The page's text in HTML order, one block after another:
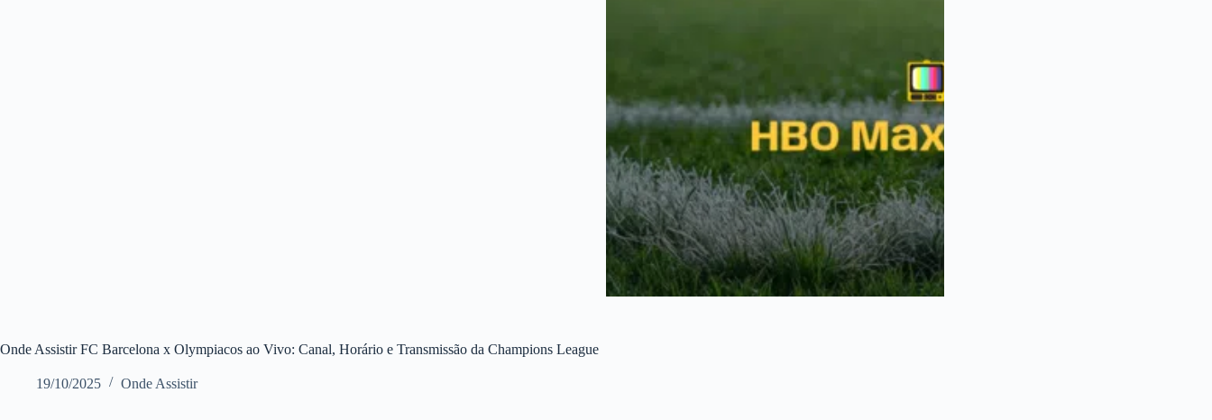
Onde Assistir FC Barcelona x Olympiacos ao Vivo: Canal, Horário e Transmissão da Champions League
19/10/2025 Onde Assistir